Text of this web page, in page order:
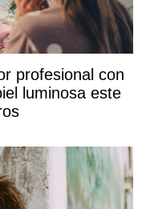
profesional con
luminosa este